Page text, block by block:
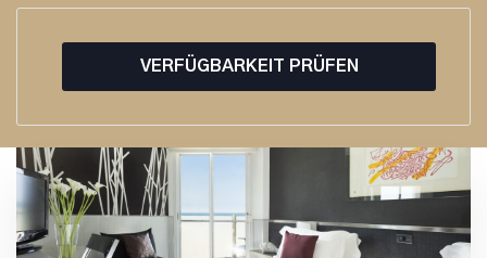
VERFÜGBARKEIT PRÜFEN